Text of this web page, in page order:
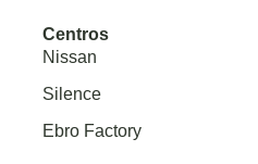
Centros
Nissan
Silence
Ebro Factory